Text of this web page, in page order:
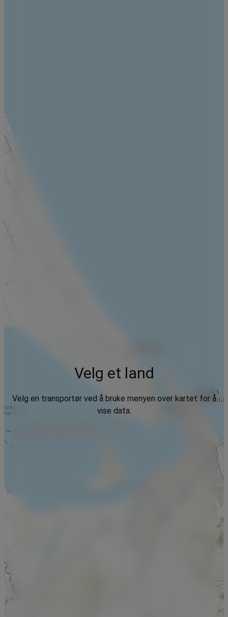
Velg et land
Velg en transportør ved å bruke menyen over kartet for å
vise data.